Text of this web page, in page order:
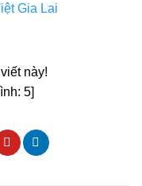
Gia Lai
này!
5]